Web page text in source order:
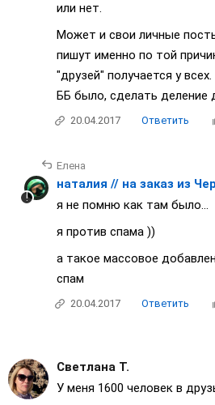
или нет.
Может и свои личные
пишут именно по той
"друзей" получается у
ББ было, сделать деление
20.04.2017 Ответить
Елена
я не помню как там было...
я против спама ))
а такое массовое
спам
20.04.2017 Ответить
Светлана Т.
У меня 1600 человек в